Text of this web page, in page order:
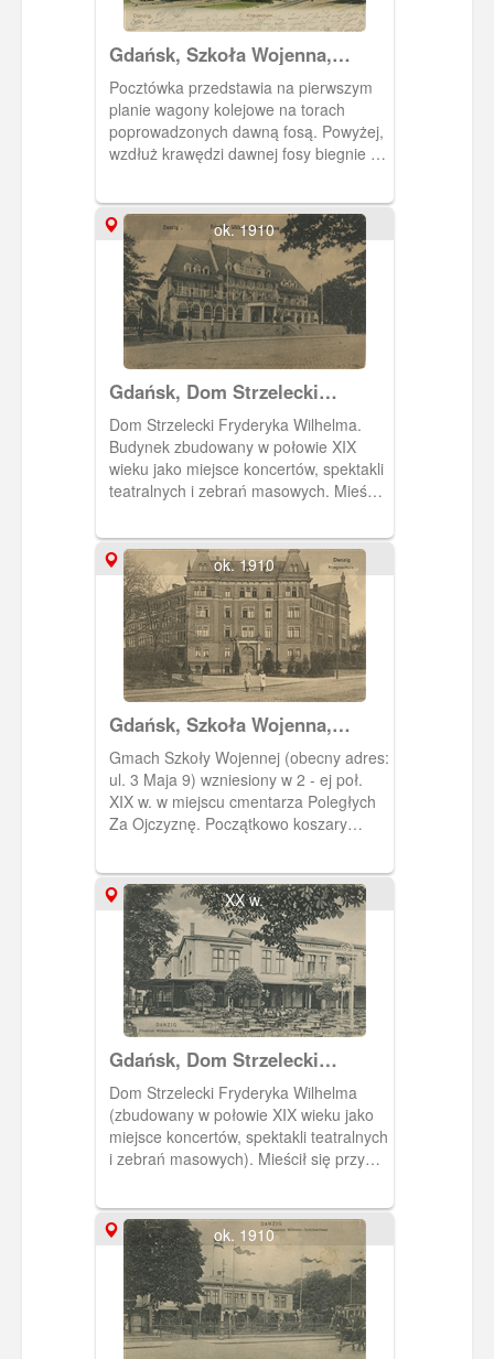
Gdańsk, Szkoła Wojenna,
Danzig Kriegschule
Pocztówka przedstawia na pierwszym
planie wagony kolejowe na torach
poprowadzonych dawną fosą. Powyżej,
wzdłuż krawędzi dawnej fosy biegnie ul.
Szkoły Wojennej (najpierw mieściły się
w nim koszary pionierów).
ok. 1910
Gdańsk, Dom Strzelecki
Fryderyka Wilhelma, Friedrich
Wilhelm-Schutzenhaus
Dom Strzelecki Fryderyka Wilhelma.
Budynek zbudowany w połowie XIX
wieku jako miejsce koncertów, spektakli
teatralnych i zebrań masowych. Mieścił
nieistniejącego już targowiska.
ok. 1910
Gdańsk, Szkoła Wojenna,
Danzig Kriegsschule
Gmach Szkoły Wojennej (obecny adres:
ul. 3 Maja 9) wzniesiony w 2 - ej poł.
XIX w. w miejscu cmentarza Poległych
Za Ojczyznę. Początkowo koszary
siedziba Urzędu Pracy oraz niektórych
wydziałów Urzędu Miejskiego.
XX w.
Gdańsk, Dom Strzelecki
Fryderyka Wilhelma, Friedrich
Wilhelm-Schutzenhaus
Dom Strzelecki Fryderyka Wilhelma
(zbudowany w połowie XIX wieku jako
miejsce koncertów, spektakli teatralnych
i zebrań masowych). Mieścił się przy
1907 r.
ok. 1910